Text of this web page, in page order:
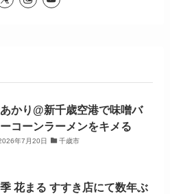
かり@新千歳空港で味噌バ
コーンラーメンをキメる
年7月20日 千歳市
花まる すすき店にて数年ぶ